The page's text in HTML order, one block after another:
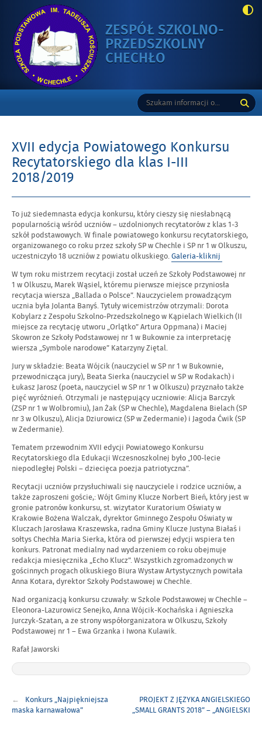
ZESPÓŁ SZKOLNO-
PRZEDSZKOLNY
CHECHŁO
EDYCJA
POWIATOWEGO
KONKURSU
DLA
KLAS
I-
2018/2019
Wyszukiwarka
Tutaj
wpisz
szukaną
XVII edycja Powiatowego Konkursu
Recytatorskiego dla klas I-III
2018/2019
Opublikowano
w
dniu
To już siedemnasta edycja konkursu, który cieszy się niesłabnącą
popularnością wśród uczniów – uzdolnionych recytatorów z klas 1-3
szkół podstawowych. W finale powiatowego konkursu recytatorskiego,
organizowanego co roku przez szkoły SP w Chechle i SP nr 1 w Olkuszu,
uczestniczyło 18 uczniów z powiatu olkuskiego.Galeria-kliknij
W tym roku mistrzem recytacji został uczeń ze Szkoły Podstawowej nr
1 w Olkuszu, Marek Wąsiel, któremu pierwsze miejsce przyniosła
recytacja wiersza „Ballada o Polsce”. Nauczycielem prowadzącym
ucznia była Jolanta Banyś. Tytuły wicemistrzów otrzymali: Dorota
Kobylarz z Zespołu Szkolno-Przedszkolnego w Kąpielach Wielkich (II
miejsce za recytację utworu „Orlątko” Artura Oppmana) i Maciej
Skowron ze Szkoły Podstawowej nr 1 w Bukownie za interpretację
wiersza „Symbole narodowe” Katarzyny Ziętal.
Jury w składzie: Beata Wójcik (nauczyciel w SP nr 1 w Bukownie,
przewodnicząca jury), Beata Sierka (nauczyciel w SP w Rodakach) i
Łukasz Jarosz (poeta, nauczyciel w SP nr 1 w Olkuszu) przyznało także
pięć wyróżnień. Otrzymali je następujący uczniowie: Alicja Barczyk
(ZSP nr 1 w Wolbromiu), Jan Żak (SP w Chechle), Magdalena Bielach (SP
nr 3 w Olkuszu), Alicja Dziurowicz (SP w Zedermanie) i Jagoda Ćwik (SP
w Zedermanie).
Tematem przewodnim XVII edycji Powiatowego Konkursu
Recytatorskiego dla Edukacji Wczesnoszkolnej było „100-lecie
niepodległej Polski – dziecięca poezja patriotyczna”.
Recytacji uczniów przysłuchiwali się nauczyciele i rodzice uczniów, a
także zaproszeni goście,: Wójt Gminy Klucze Norbert Bień, który jest w
gronie patronów konkursu, st. wizytator Kuratorium Oświaty w
Krakowie Bożena Walczak, dyrektor Gminnego Zespołu Oświaty w
Kluczach Jarosława Kraszewska, radna Gminy Klucze Justyna Białaś i
sołtys Chechła Maria Sierka, która od pierwszej edycji wspiera ten
konkurs. Patronat medialny nad wydarzeniem co roku obejmuje
redakcja miesięcznika „Echo Klucz”. Wszystkich zgromadzonych w
gościnnych progach olkuskiego Biura Wystaw Artystycznych powitała
Anna Kotara, dyrektor Szkoły Podstawowej w Chechle.
Nad organizacją konkursu czuwały: w Szkole Podstawowej w Chechle –
Eleonora-Lazurowicz Senejko, Anna Wójcik-Kochańska i Agnieszka
Jurczyk-Szatan, a ze strony współorganizatora w Olkuszu, Szkoły
Podstawowej nr 1 – Ewa Grzanka i Iwona Kulawik.
Rafał Jaworski
wpisuKonkurs „Najpiękniejsza
maska karnawałowa”
PROJEKT Z JĘZYKA ANGIELSKIEGO
„SMALL GRANTS 2018” – „ANGIELSKI